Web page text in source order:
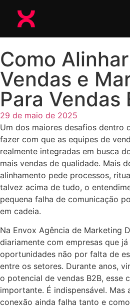
Como
Vendas e
Para Vendas
29 de maio de 2025
Um dos maiores desafios dentro
fazer com que as equipes de
realmente integradas em busca
mais vendas de qualidade. Mais
alinhamento pede processos,
talvez acima de tudo, o
pequena falha de comunicação
em cadeia.
Na Envox Agência de Marketing
diariamente com empresas que
oportunidades não por falta de
entre os setores. Durante anos,
o potencial de vendas B2B, esse
importante. É indispensável. Mas
conexão ainda falha tanto e